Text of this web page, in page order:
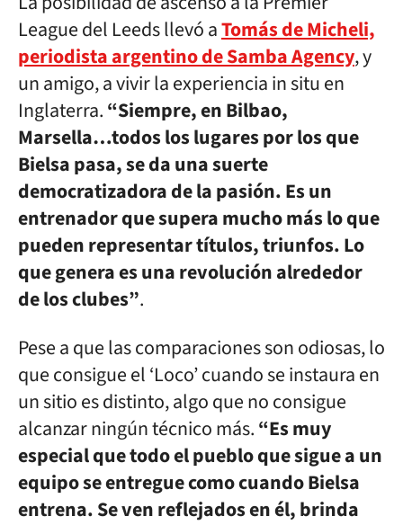
League del Leeds llevó aTomás de Micheli,
periodista argentino de Samba Agency, y
un amigo, a vivir la experiencia in situ en
Inglaterra.“Siempre, en Bilbao,
Marsella…todos los lugares por los que
Bielsa pasa, se da una suerte
democratizadora de la pasión. Es un
entrenador que supera mucho más lo que
pueden representar títulos, triunfos. Lo
que genera es una revolución alrededor
de los clubes”.
Pese a que las comparaciones son odiosas, lo
que consigue el ‘Loco’ cuando se instaura en
un sitio es distinto, algo que no consigue
alcanzar ningún técnico más.“Es muy
especial que todo el pueblo que sigue a un
equipo se entregue como cuando Bielsa
entrena. Se ven reflejados en él, brinda